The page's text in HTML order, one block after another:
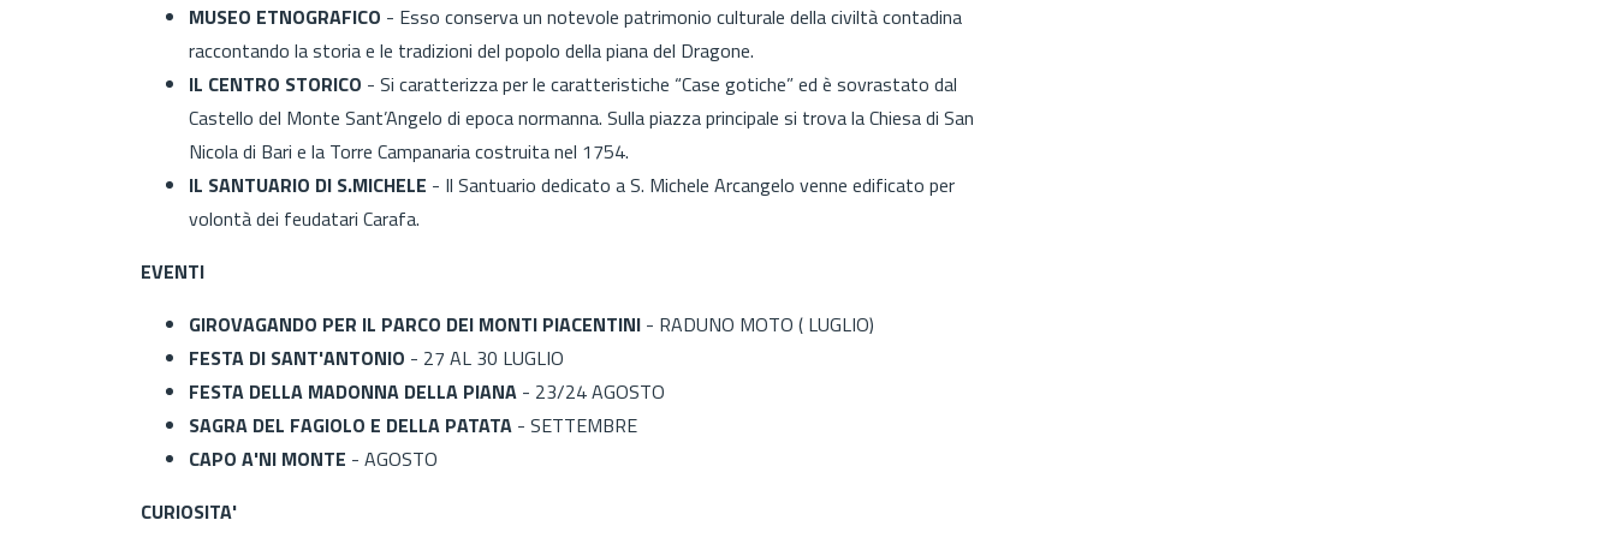
MUSEO ETNOGRAFICO - Esso conserva un notevole patrimonio culturale della civiltà contadina
raccontando la storia e le tradizioni del popolo della piana del Dragone.
IL CENTRO STORICO - Si caratterizza per le caratteristiche “Case gotiche” ed è sovrastato dal
Castello del Monte Sant’Angelo di epoca normanna. Sulla piazza principale si trova la Chiesa di San
Nicola di Bari e la Torre Campanaria costruita nel 1754.
IL SANTUARIO DI S.MICHELE - Il Santuario dedicato a S. Michele Arcangelo venne edificato per
volontà dei feudatari Carafa.
EVENTI
GIROVAGANDO PER IL PARCO DEI MONTI PIACENTINI - RADUNO MOTO ( LUGLIO)
FESTA DI SANT'ANTONIO - 27 AL 30 LUGLIO
FESTA DELLA MADONNA DELLA PIANA - 23/24 AGOSTO
SAGRA DEL FAGIOLO E DELLA PATATA - SETTEMBRE
CAPO A'NI MONTE - AGOSTO
CURIOSITA'